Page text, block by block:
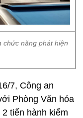
chức năng phát hiện
7, Công an
Phòng Văn hóa
tiến hành kiểm